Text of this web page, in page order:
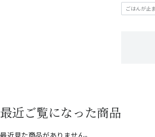
ごはんが止
最近ご覧になった商品
最近見た商品がありません。